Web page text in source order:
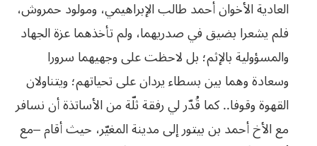
العادية الأخوان أحمد طالب الإبراهيمي، ومولود حمروش،
فلم يشعرا بضيق في صدريهما، ولم تأخذهما عزة الجهاد
والمسؤولية بالإثم؛ بل لاحظت على وجهيهما سرورا
وسعادة وهما بين بسطاء يردان على تحياتهم؛ ويتناولان
القهوة وقوفا.. كما قُدّر لي رفقة ثلّة من الأساتذة أن نسافر
مع الأخ أحمدبنبيتورإلىمدينةالمغيّر، حيثأقام–مع